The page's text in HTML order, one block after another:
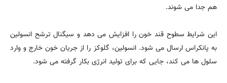
هم جدا می شوند.
این شرایط سطوح قند خون را افزایش می دهد و سیگنال ترشح انسولین
به پانکراس ارسال می شود. انسولین، گلوکز را از جریان خون خارج و وارد
سلول ها می کند، جایی که برای تولید انرژی بکار گرفته می شود.